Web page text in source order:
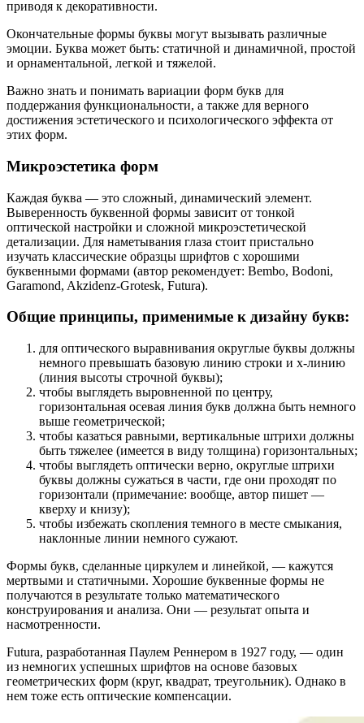
приводя к декоративности.
Окончательные формы буквы могут вызывать различные
эмоции. Буква может быть: статичной и динамичной, простой
и орнаментальной, легкой и тяжелой.
Важно знать и понимать вариации форм букв для
поддержания функциональности, а также для верного
достижения эстетического и психологического эффекта от
этих форм.
Микроэстетика форм
Каждая буква — это сложный, динамический элемент.
Выверенность буквенной формы зависит от тонкой
оптической настройки и сложной микроэстетической
детализации. Для наметывания глаза стоит пристально
изучать классические образцы шрифтов с хорошими
буквенными формами (автор рекомендует: Bembo, Bodoni,
Garamond, Akzidenz-Grotesk, Futura).
Общие принципы, применимые к дизайну букв:
для оптического выравнивания округлые буквы должны
немного превышать базовую линию строки и х-линию
(линия высоты строчной буквы);
чтобы выглядеть выровненной по центру,
горизонтальная осевая линия букв должна быть немного
выше геометрической;
чтобы казаться равными, вертикальные штрихи должны
быть тяжелее (имеется в виду толщина) горизонтальных;
чтобы выглядеть оптически верно, округлые штрихи
буквы должны сужаться в части, где они проходят по
горизонтали (примечание: вообще, автор пишет —
кверху и книзу);
чтобы избежать скопления темного в месте смыкания,
наклонные линии немного сужают.
Формы букв, сделанные циркулем и линейкой, — кажутся
мертвыми и статичными. Хорошие буквенные формы не
получаются в результате только математического
конструирования и анализа. Они — результат опыта и
насмотренности.
Futura, разработанная Паулем Реннером в 1927 году, — один
из немногих успешных шрифтов на основе базовых
геометрических форм (круг, квадрат, треугольник). Однако в
нем тоже есть оптические компенсации.